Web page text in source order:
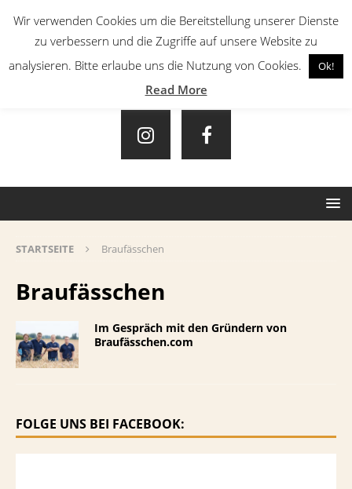
STARTSEITE Braufässchen
Braufässchen
Im Gespräch mit den Gründern von
Braufässchen.com
FOLGE UNS BEI FACEBOOK:
Wir verwenden Cookies um die Bereitstellung unserer Dienste
zu verbessern und die Zugriffe auf unsere Website zu
analysieren. Bitte erlaube uns die Nutzung von Cookies.
Ok!
Read More